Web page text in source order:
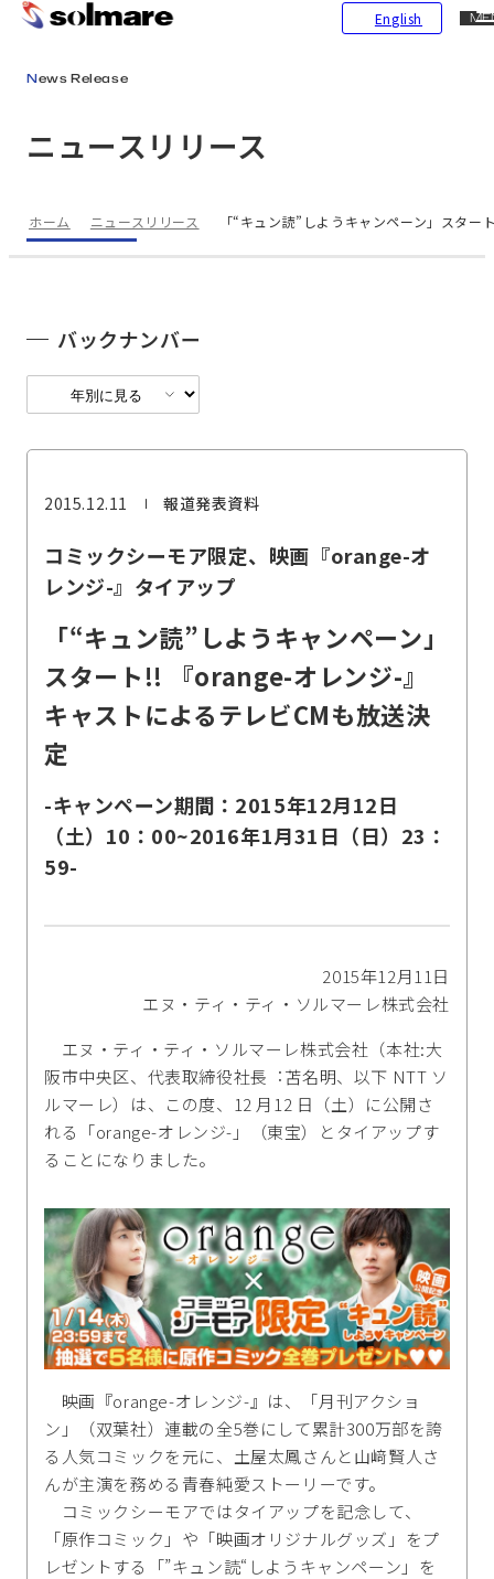
English
ニュースリリース
News Release
ホーム ニュースリリース 「“キュン読”しようキャンペーン」スタ
2015.12.11 報道発表資料
コミックシーモア限定、映画『orange-オ
レンジ-』タイアップ
「“キュン読”しようキャンペーン」
スタート!! 『orange-オレンジ-』
キャストによるテレビCMも放送決
定
-キャンペーン期間：2015年12月12日
（土）10：00~2016年1月31日（日）23：
59-
2015年12月11日
エヌ・ティ・ティ・ソルマーレ株式会社
エヌ・ティ・ティ・ソルマーレ株式会社（本社:⼤
阪市中央区、代表取締役社⻑︓苫名明、以下 NTT ソ
ルマーレ）は、この度、12 月12 日（土）に公開さ
れる「orange-オレンジ-」（東宝）とタイアップす
ることになりました。
映画『orange-オレンジ-』は、「月刊アクショ
ン」（双葉社）連載の全5巻にして累計300万部を誇
る人気コミックを元に、土屋太鳳さんと山﨑賢人さ
んが主演を務める青春純愛ストーリーです。
コミックシーモアではタイアップを記念して、
「原作コミック」や「映画オリジナルグッズ」をプ
レゼントする「”キュン読“しようキャンペーン」を
バックナンバー